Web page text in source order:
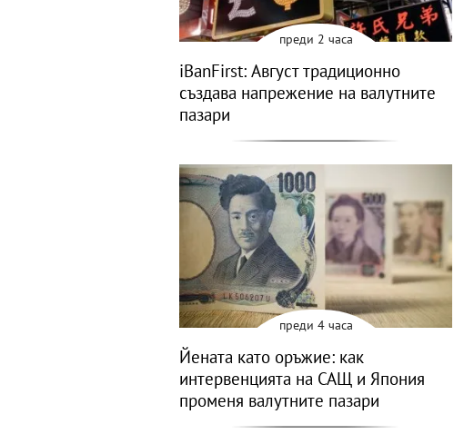
преди 2 часа
iBanFirst: Август традиционно
създава напрежение на валутните
пазари
преди 4 часа
Йената като оръжие: как
интервенцията на САЩ и Япония
променя валутните пазари